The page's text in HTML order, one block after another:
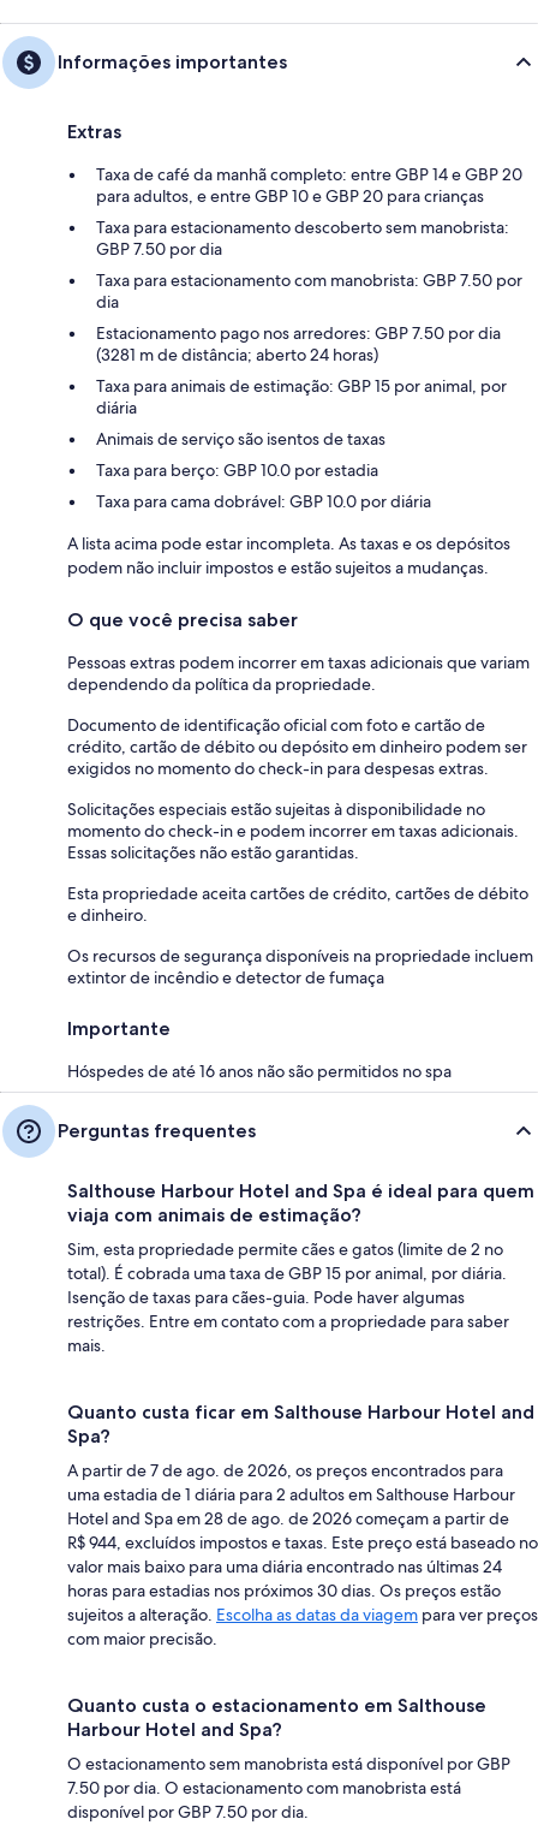
Informações importantes
Extras
Taxa de café da manhã completo: entre GBP 14 e GBP 20
para adultos, e entre GBP 10 e GBP 20 para crianças
Taxa para estacionamento descoberto sem manobrista:
GBP 7.50 por dia
Taxa para estacionamento com manobrista: GBP 7.50 por
dia
Estacionamento pago nos arredores: GBP 7.50 por dia
(3281 m de distância; aberto 24 horas)
Taxa para animais de estimação: GBP 15 por animal, por
diária
Animais de serviço são isentos de taxas
Taxa para berço: GBP 10.0 por estadia
Taxa para cama dobrável: GBP 10.0 por diária
A lista acima pode estar incompleta. As taxas e os depósitos
podem não incluir impostos e estão sujeitos a mudanças.
O que você precisa saber
Pessoas extras podem incorrer em taxas adicionais que variam
dependendo da política da propriedade.
Documento de identificação oficial com foto e cartão de
crédito, cartão de débito ou depósito em dinheiro podem ser
exigidos no momento do check-in para despesas extras.
Solicitações especiais estão sujeitas à disponibilidade no
momento do check-in e podem incorrer em taxas adicionais.
Essas solicitações não estão garantidas.
Esta propriedade aceita cartões de crédito, cartões de débito
e dinheiro.
Os recursos de segurança disponíveis na propriedade incluem
extintor de incêndio e detector de fumaça
Importante
Hóspedes de até 16 anos não são permitidos no spa
Perguntas frequentes
Salthouse Harbour Hotel and Spa é ideal para quem
viaja com animais de estimação?
Sim, esta propriedade permite cães e gatos (limite de 2 no
total). É cobrada uma taxa de GBP 15 por animal, por diária.
Isenção de taxas para cães-guia. Pode haver algumas
restrições. Entre em contato com a propriedade para saber
mais.
Quanto custa ficar em Salthouse Harbour Hotel and
Spa?
A partir de 7 de ago. de 2026, os preços encontrados para
uma estadia de 1 diária para 2 adultos em Salthouse Harbour
Hotel and Spa em 28 de ago. de 2026 começam a partir de
R$ 944, excluídos impostos e taxas. Este preço está baseado no
valor mais baixo para uma diária encontrado nas últimas 24
horas para estadias nos próximos 30 dias. Os preços estão
sujeitos a alteração. Escolha as datas da viagem para ver preços
com maior precisão.
Quanto custa o estacionamento em Salthouse
Harbour Hotel and Spa?
O estacionamento sem manobrista está disponível por GBP
7.50 por dia. O estacionamento com manobrista está
disponível por GBP 7.50 por dia.